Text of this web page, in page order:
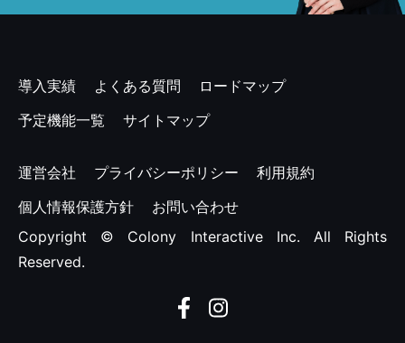
2022年7月 [1]
2022年4月 [1]
2021年7月 [1]
2021年4月 [1]
導入実績 よくある質問
ロードマップ
予定機能一覧
サイトマップ
運営会社 プライバシーポリシー
利用規約
個人情報保護方針
お問い合わせ
Copyright © Colony Interactive Inc. All Rights
Reserved.